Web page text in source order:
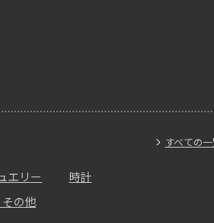
すべての
エリー
時計
の他